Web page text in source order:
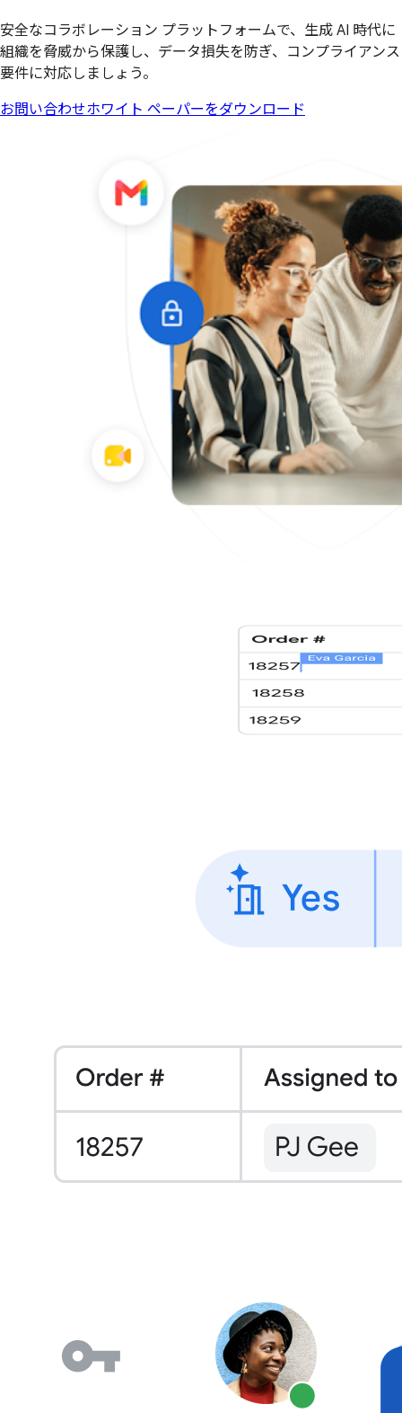
安全なコラボレーション プラットフォームで、生成 AI 時代に
組織を脅威から保護し、データ損失を防ぎ、コンプライアンス
要件に対応しましょう。
お問い合わせホワイト ペーパーをダウンロード